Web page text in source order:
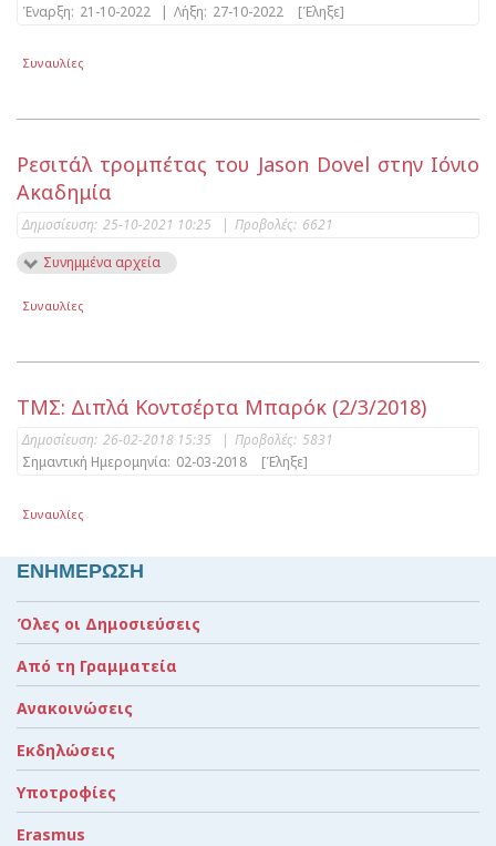
Έναρξη: 21-10-2022 | Λήξη: 27-10-2022 [Έληξε]
Συναυλίες
Ρεσιτάλ τρομπέτας του Jason Dovel στην Ιόνιο
Ακαδημία
Δημοσίευση: 25-10-2021 10:25 | Προβολές: 6621
Συνημμένα αρχεία
Συναυλίες
ΤΜΣ: Διπλά Κοντσέρτα Μπαρόκ (2/3/2018)
Δημοσίευση: 26-02-2018 15:35 Προβολές: 5831
Σημαντική Ημερομηνία: 02-03-2018 [Έληξε]
Συναυλίες
ΕΝΗΜΕΡΩΣΗ
Όλες οι Δημοσιεύσεις
Από τη Γραμματεία
Ανακοινώσεις
Εκδηλώσεις
Υποτροφίες
Erasmus